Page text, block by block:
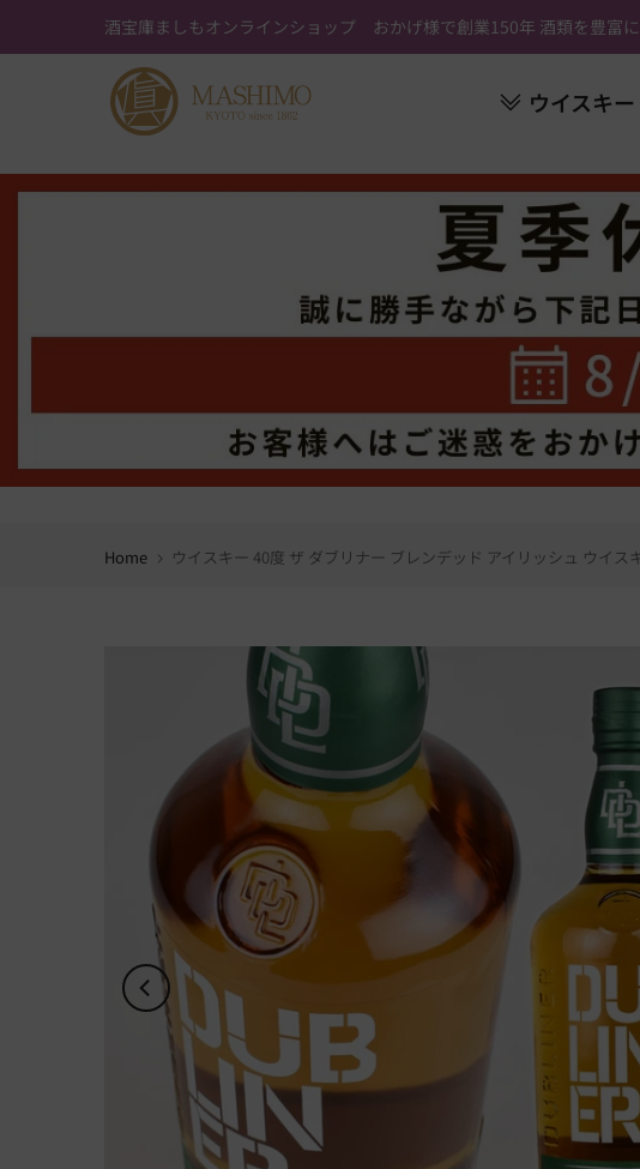
キ
酒宝庫ましもオンラインショップ おかげ様で創業150年 酒類を豊富
ウイスキー
Home ウイスキー 40度 ザ ダブリナー ブレンデッド アイリッシュ ウイス